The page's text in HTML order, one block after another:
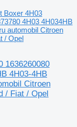
Boxer 4H03
4H03 4H034HB
automobil Citroen
/ Opel
1636260080
4H03-4HB
Citroen
/ Fiat / Opel